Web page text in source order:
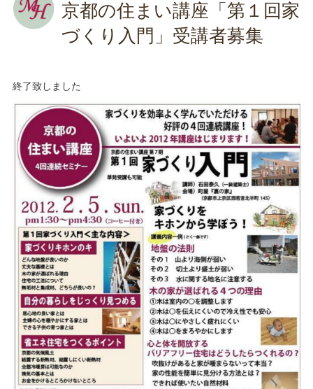
京都の住まい講座「第１回家
づくり入門」受講者募集
終了致しました